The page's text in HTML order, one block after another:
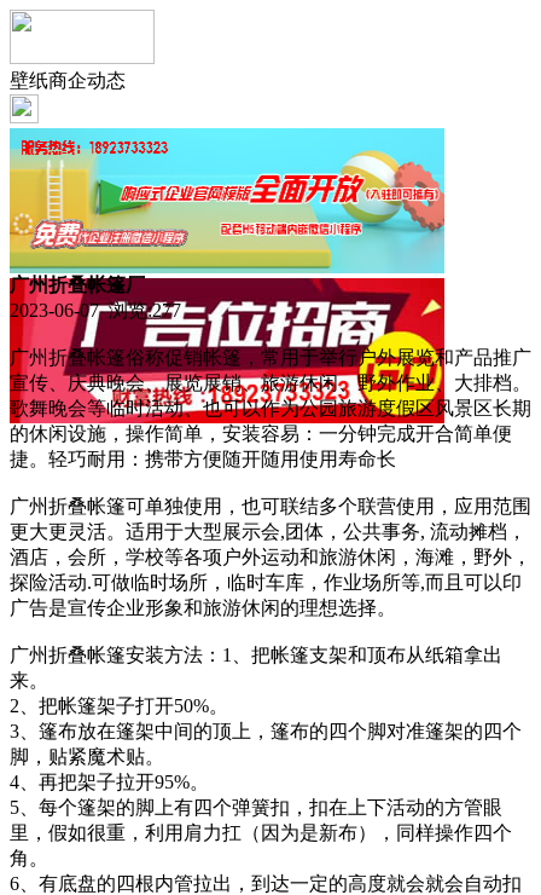
壁纸商企动态
广州折叠帐篷厂
2023-06-07 浏览:277
广州折叠帐篷俗称促销帐篷，常用于举行户外展览和产品推广
宣传、庆典晚会、展览展销、旅游休闲、野外作业、大排档。
歌舞晚会等临时活动、也可以作为公园旅游度假区风景区长期
的休闲设施，操作简单，安装容易：一分钟完成开合简单便
捷。轻巧耐用：携带方便随开随用使用寿命长
广州折叠帐篷可单独使用，也可联结多个联营使用，应用范围
更大更灵活。适用于大型展示会,团体，公共事务, 流动摊档，
酒店，会所，学校等各项户外运动和旅游休闲，海滩，野外，
探险活动.可做临时场所，临时车库，作业场所等,而且可以印
广告是宣传企业形象和旅游休闲的理想选择。
广州折叠帐篷安装方法：1、把帐篷支架和顶布从纸箱拿出
来。
2、把帐篷架子打开50%。
3、篷布放在篷架中间的顶上，篷布的四个脚对准篷架的四个
脚，贴紧魔术贴。
4、再把架子拉开95%。
5、每个篷架的脚上有四个弹簧扣，扣在上下活动的方管眼
里，假如很重，利用肩力扛（因为是新布），同样操作四个
角。
6、有底盘的四根内管拉出，到达一定的高度就会就会自动扣